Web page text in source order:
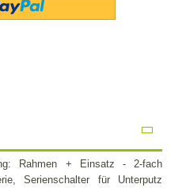
Rahmen + Einsatz - 2-fach
Serienschalter für Unterputz